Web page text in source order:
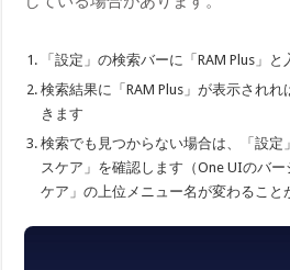
「設定」の検索バーに「RAM Plus」と
検索結果に「RAM Plus」が表示され
きます
検索でも見つからない場合は、「設
スケア」を確認します（One UIのバ
ケア」の上位メニュー名が変わること